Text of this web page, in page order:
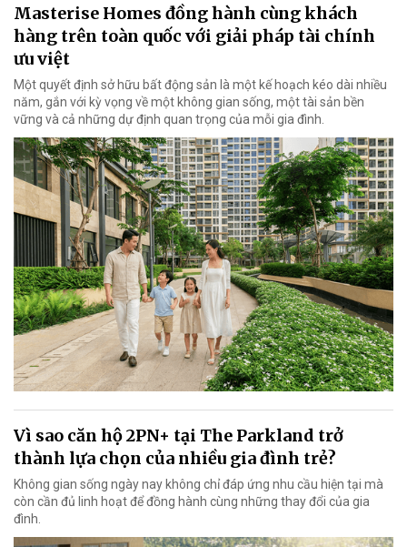
Masterise Homes đồng hành cùng khách
hàng trên toàn quốc với giải pháp tài chính
ưu việt
Một quyết định sở hữu bất động sản là một kế hoạch kéo dài nhiều
năm, gắn với kỳ vọng về một không gian sống, một tài sản bền
vững và cả những dự định quan trọng của mỗi gia đình.
Vì sao căn hộ 2PN+ tại The Parkland trở
thành lựa chọn của nhiều gia đình trẻ?
Không gian sống ngày nay không chỉ đáp ứng nhu cầu hiện tại mà
còn cần đủ linh hoạt để đồng hành cùng những thay đổi của gia
đình.